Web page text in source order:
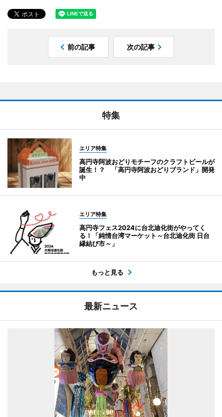
前の記事 次の記事
特集
エリア特集
高円寺阿波おどりモチーフのクラフトビールが
誕生！？ 「高円寺阿波おどりブランド」開発
中
エリア特集
高円寺フェス2024に台北迪化街がやってく
る！「純情台湾マーケット～台北迪化街 日台
縁結び市～」
もっと見る
最新ニュース